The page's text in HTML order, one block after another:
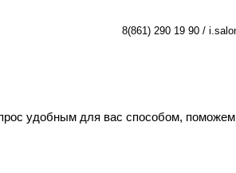
8(861) 290 19 90 /
удобным для вас способом,